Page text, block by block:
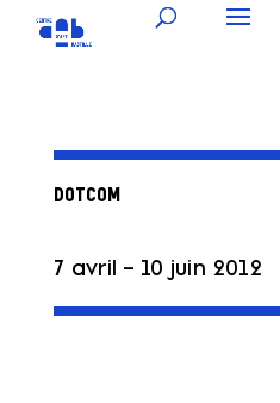
DOTCOM
7 avril – 10 juin 2012